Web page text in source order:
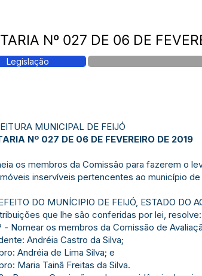
Nº 027 DE 06 DE
Legislação
MUNICIPAL DE FEIJÓ
Nº 027 DE 06 DE FEVEREIRO DE 2019
os membros da Comissão para fazerem o
inservíveis pertencentes ao município de
DO MUNÍCIPIO DE FEIJÓ, ESTADO DO
que lhe são conferidas por lei, resolve:
- Nomear os membros da Comissão de
Andréia Castro da Silva;
Andréia de Lima Silva; e
Maria Tainã Freitas da Silva.